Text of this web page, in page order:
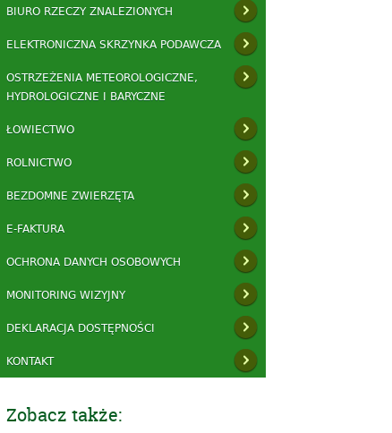
BIURO RZECZY ZNALEZIONYCH
ELEKTRONICZNA SKRZYNKA PODAWCZA
OSTRZEŻENIA METEOROLOGICZNE,
HYDROLOGICZNE I BARYCZNE
ŁOWIECTWO
ROLNICTWO
BEZDOMNE ZWIERZĘTA
E-FAKTURA
OCHRONA DANYCH OSOBOWYCH
MONITORING WIZYJNY
DEKLARACJA DOSTĘPNOŚCI
KONTAKT
Zobacz także: